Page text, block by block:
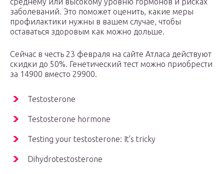
заболеваний. Это поможет оценить, какие меры
профилактики нужны в вашем случае, чтобы
оставаться здоровым как можно дольше.
Сейчас в честь 23 февраля на сайте Атласа действуют
скидки до 50%. Генетический тест можно приобрести
за 14900 вместо 29900.
Testosterone
Testosterone hormone
Testing your testosterone: It’s tricky
Dihydrotestosterone